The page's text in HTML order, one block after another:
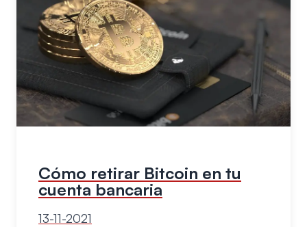
Cómo retirar Bitcoin en tu
cuenta bancaria
13-11-2021